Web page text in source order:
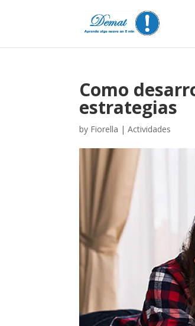
Como
estrategias
by Fiorella |Actividades